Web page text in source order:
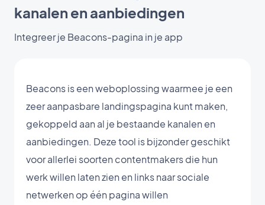
kanalen en aanbiedingen
Integreer je Beacons-pagina in je app
Beacons is een weboplossing waarmee je een
zeer aanpasbare landingspagina kunt maken,
gekoppeld aan al je bestaande kanalen en
aanbiedingen. Deze tool is bijzonder geschikt
voor allerlei soorten contentmakers die hun
werk willen laten zien en links naar sociale
netwerken op één pagina willen